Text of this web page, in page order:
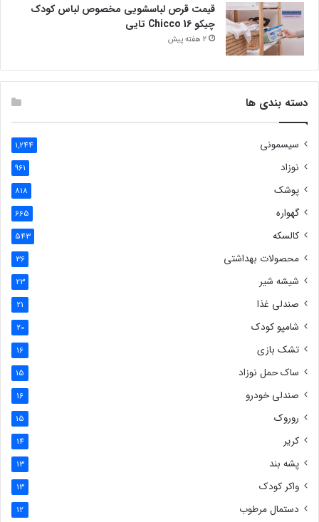
قیمت قرص لباسشویی مخصوص لباس کودک
چیکو Chicco 16 تایی
2 هفته پیش
دسته بندی ها
سیسمونی 1,244
نوزاد 961
پوشک 818
گهواره 665
کالسکه 543
محصولات بهداشتی 36
شیشه شیر 23
صندلی غذا 21
شامپو کودک 20
تشک بازی 16
ساک حمل نوزاد 15
صندلی خودرو 16
روروک 15
کریر 14
پشه بند 13
واکر کودک 13
دستمال مرطوب 12